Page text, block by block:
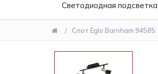
Светодиодная подсветка
Спот Eglo Barnham 94585